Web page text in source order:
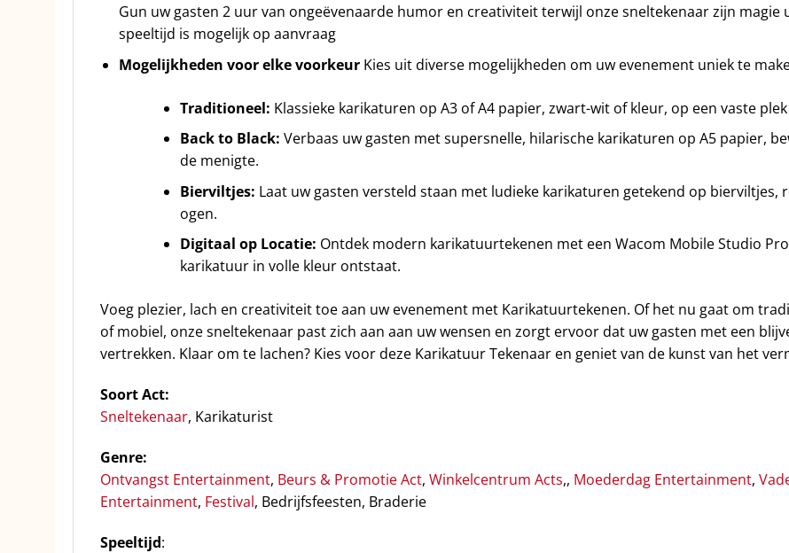
Gun uw gasten 2 uur van ongeëvenaarde humor en creativiteit terwijl onze sneltekenaar zijn magie
speeltijd is mogelijk op aanvraag
Mogelijkheden voor elke voorkeurKies uit diverse mogelijkheden om uw evenement uniek te
Traditioneel: Klassieke karikaturen op A3 of A4 papier, zwart-wit of kleur, op een vaste
Back to Black: Verbaas uw gasten met supersnelle, hilarische karikaturen op A5 papier,
de menigte.
Bierviltjes: Laat uw gasten versteld staan met ludieke karikaturen getekend op bierviltjes,
ogen.
Digitaal op Locatie: Ontdek modern karikatuurtekenen met een Wacom Mobile Studio
karikatuur in volle kleur ontstaat.
Voeg plezier, lach en creativiteit toe aan uw evenement met Karikatuurtekenen. Of het nu gaat om
of mobiel, onze sneltekenaar past zich aan aan uw wensen en zorgt ervoor dat uw gasten met een
vertrekken. Klaar om te lachen? Kies voor deze Karikatuur Tekenaar en geniet van de kunst van het
Soort Act:
Sneltekenaar, Karikaturist
Genre:
Ontvangst Entertainment, Beurs & Promotie Act, Winkelcentrum Acts,, Moederdag Entertainment,
Entertainment, Festival, Bedrijfsfeesten, Braderie
Speeltijd: